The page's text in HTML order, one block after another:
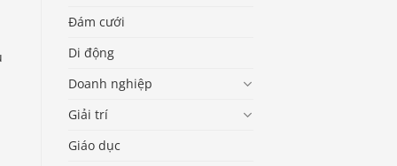
Đám cưới
Di động
Doanh nghiệp
Giải trí
Giáo dục